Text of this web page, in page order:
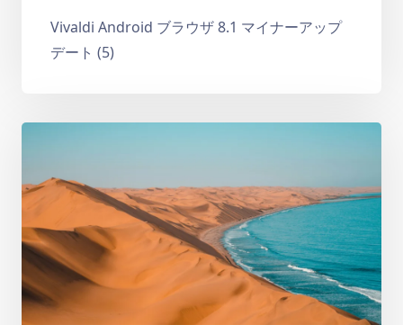
Vivaldi Android ブラウザ 8.1 マイナーアップ
デート (5)